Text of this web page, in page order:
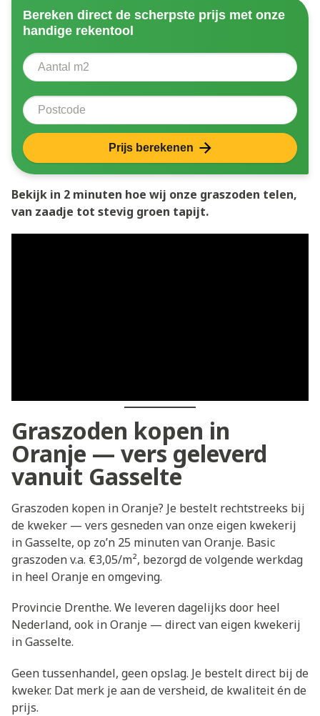
Bereken direct de scherpste prijs met onze
handige rekentool
Aantal vierkante meter
Postcode
Prijs berekenen
Bekijk in 2 minuten hoe wij onze graszoden telen,
van zaadje tot stevig groen tapijt.
Graszoden kopen in
Oranje — vers geleverd
vanuit Gasselte
Graszoden kopen in Oranje? Je bestelt rechtstreeks bij
de kweker — vers gesneden van onze eigen kwekerij
in Gasselte, op zo’n 25 minuten van Oranje. Basic
graszoden v.a. €3,05/m², bezorgd de volgende werkdag
in heel Oranje en omgeving.
Provincie Drenthe. We leveren dagelijks door heel
Nederland, ook in Oranje — direct van eigen kwekerij
in Gasselte.
Geen tussenhandel, geen opslag. Je bestelt direct bij de
kweker. Dat merk je aan de versheid, de kwaliteit én de
prijs.